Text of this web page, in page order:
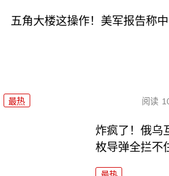
五角大楼这操作！美军报告称
最热 阅读
炸疯了！俄乌
枚导弹全拦不